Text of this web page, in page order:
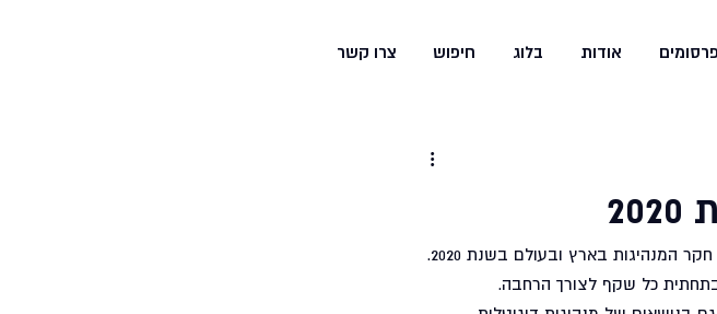
אודות בלוג חיפוש צרו קשר
הסקירה התמציתית המובאת כאן מציגה את עיקרי מגמות העשייה בתחום חקר המנהיגות בארץ ובעולם בשנת 2020.
בתחתית כל שקף לצורך הרחבה.